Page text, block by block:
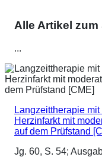
Alle Artikel
...
Langzeittherapie
Herzinfarkt mit
auf dem Prüfstand
Jg. 60, S. 54;